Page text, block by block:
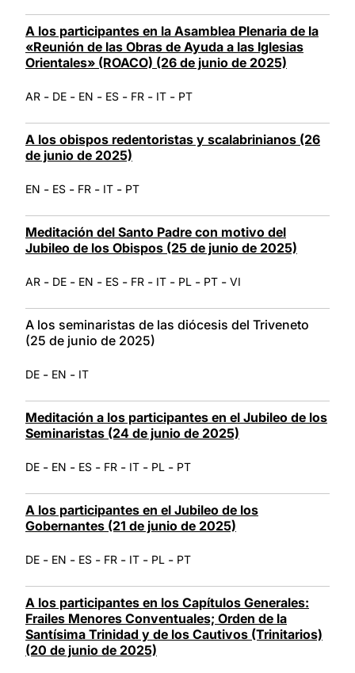
A los participantes en la Asamblea Plenaria de la
«Reunión de las Obras de Ayuda a las Iglesias
Orientales» (ROACO) (26 de junio de 2025)
AR - DE - EN - ES - FR - IT - PT
A los obispos redentoristas y scalabrinianos (26
de junio de 2025)
EN - ES - FR - IT - PT
Meditación del Santo Padre con motivo del
Jubileo de los Obispos (25 de junio de 2025)
AR - DE - EN - ES - FR - IT - PL - PT - VI
A los seminaristas de las diócesis del Triveneto
(25 de junio de 2025)
DE - EN - IT
Meditación a los participantes en el Jubileo de los
Seminaristas (24 de junio de 2025)
DE - EN - ES - FR - IT - PL - PT
A los participantes en el Jubileo de los
Gobernantes (21 de junio de 2025)
DE - EN - ES - FR - IT - PL - PT
A los participantes en los Capítulos Generales:
Frailes Menores Conventuales; Orden de la
Santísima Trinidad y de los Cautivos (Trinitarios)
(20 de junio de 2025)